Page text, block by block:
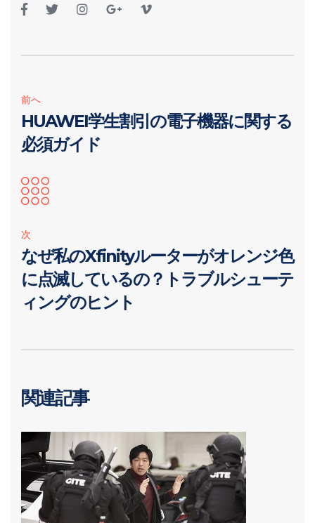
前へ
HUAWEI学生割引の電子機器に関する
必須ガイド
次
なぜ私のXfinityルーターがオレンジ色
に点滅しているの？トラブルシューテ
ィングのヒント
関連記事